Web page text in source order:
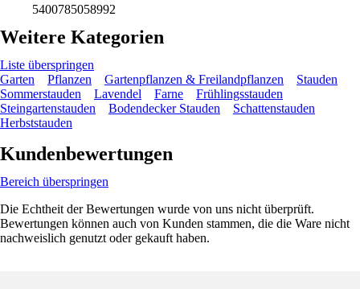
5400785058992
Weitere Kategorien
Liste überspringen
Garten
Pflanzen Gartenpflanzen & Freilandpflanzen
Stauden
Sommerstauden
Lavendel Farne
Frühlingsstauden
Steingartenstauden
Bodendecker Stauden
Schattenstauden
Herbststauden
Kundenbewertungen
Bereich überspringen
Die Echtheit der Bewertungen wurde von uns nicht überprüft.
Bewertungen können auch von Kunden stammen, die die Ware nicht
nachweislich genutzt oder gekauft haben.